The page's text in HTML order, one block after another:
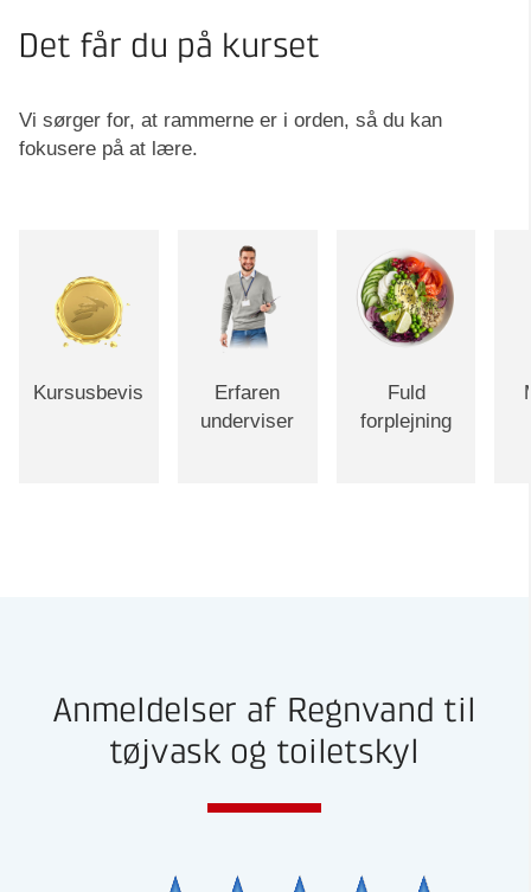
Det får du på kurset
Vi sørger for, at rammerne er i orden, så du kan
fokusere på at lære.
Kursusbevis
Erfaren
underviser
Fuld
forplejning
Anmeldelser af Regnvand til
tøjvask og toiletskyl